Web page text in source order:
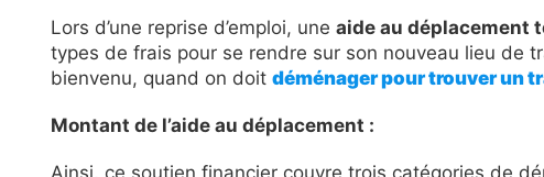
Lors d’une reprise d’emploi, uneaide au déplacement
types de frais pour se rendre sur son nouveau lieu de
bienvenu, quand on doitdéménager pour trouver un
Montant de l’aide au déplacement :